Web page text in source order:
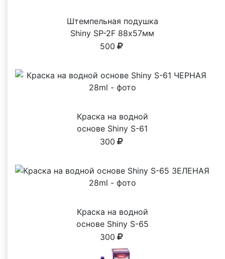
Штемпельная подушка
Shiny SP-2F 88х57мм
500
Краска на водной
основе Shiny S-61
ЧЕРНАЯ 28ml
300
Краска на водной
основе Shiny S-65
ЗЕЛЕНАЯ 28ml
300